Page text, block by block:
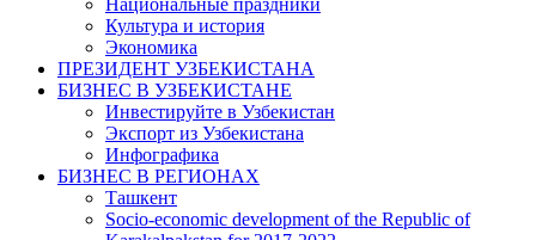
Национальные праздники
Культура и история
Экономика
ПРЕЗИДЕНТ УЗБЕКИСТАНА
БИЗНЕС В УЗБЕКИСТАНЕ
Инвестируйте в Узбекистан
Экспорт из Узбекистана
Инфографика
БИЗНЕС В РЕГИОНАХ
Ташкент
Socio-economic development of the Republic of